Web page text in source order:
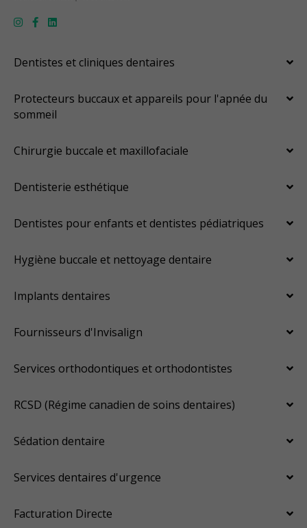
Dentistes et cliniques dentaires
Protecteurs buccaux et appareils pour l'apnée du
sommeil
Chirurgie buccale et maxillofaciale
Dentisterie esthétique
Dentistes pour enfants et dentistes pédiatriques
Hygiène buccale et nettoyage dentaire
Implants dentaires
Fournisseurs d'Invisalign
Services orthodontiques et orthodontistes
RCSD (Régime canadien de soins dentaires)
Sédation dentaire
Services dentaires d'urgence
Facturation Directe